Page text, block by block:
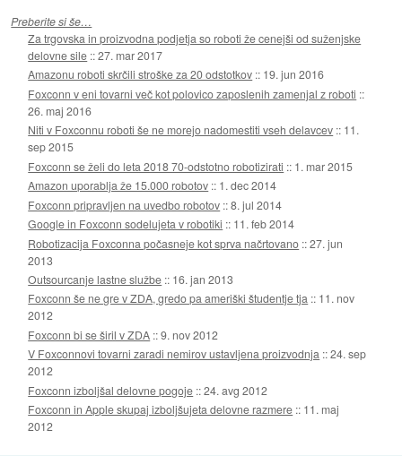
Preberite si še…
Za trgovska in proizvodna podjetja so roboti že cenejši od suženjske
delovne sile ::27. mar 2017
Amazonu roboti skrčili stroške za 20 odstotkov :: 19. jun 2016
Foxconn v eni tovarni več kot polovico zaposlenih zamenjal z roboti ::
26. maj 2016
Niti v Foxconnu roboti še ne morejo nadomestiti vseh delavcev :: 11.
sep 2015
Foxconn se želi do leta 2018 70-odstotno robotizirati :: 1. mar 2015
Amazon uporablja že 15.000 robotov :: 1. dec 2014
Foxconn pripravljen na uvedbo robotov ::8. jul 2014
Google in Foxconn sodelujeta v robotiki :: 11. feb 2014
Robotizacija Foxconna počasneje kot sprva načrtovano ::27. jun
2013
Outsourcanje lastne službe :: 16. jan 2013
Foxconn še ne gre v ZDA, gredo pa ameriški študentje tja :: 11. nov
2012
Foxconn bi se širil v ZDA ::9. nov 2012
V Foxconnovi tovarni zaradi nemirov ustavljena proizvodnja ::24. sep
2012
Foxconn izboljšal delovne pogoje ::24. avg 2012
Foxconn in Apple skupaj izboljšujeta delovne razmere :: 11. maj
2012